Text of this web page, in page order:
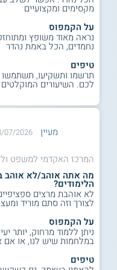
מקצועי נרחב
התארים
ומקצועות
תואר שני
זה מכשירים
ומספקים להם
תואר שני
השני
הסטודנטים
חינוכיות
כגון ילדים
מקסימים ומקצועיים
על הקמפוס
נראה מאוד משופץ
נחמדים, הכל באמת נהדר
טיפים
תרשמו ותשקיעו,
לכם. השיעורים המוקלטים
מעיין 07/2026
המרכז האקדמי למשפט
מה אתה אוהב/לא אוהב
הלימודים?
לא אוהבת מרצים
לצורך וזה סתם מוריד
על הקמפוס
ניתן ללמוד מרחוק, יותר
במלחמות שיש לנו, או
טיפים